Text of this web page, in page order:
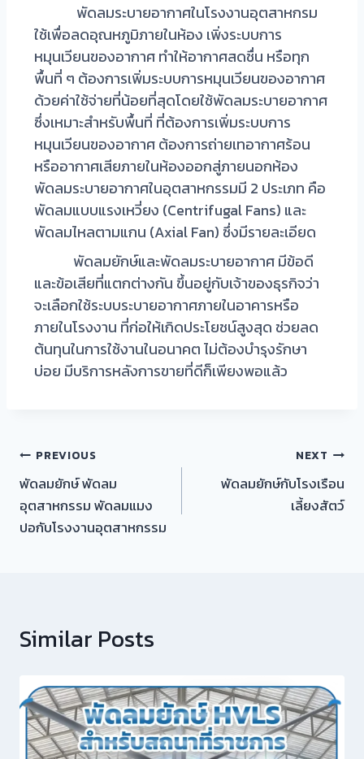
พัดลมระบายอากาศในโรงงานอุตสาหกรม
ใช้เพื่อลดอุณหภูมิภายในห้อง เพิ่งระบบการ
หมุนเวียนของอากาศ ทำให้อากาศสดชื่น หรือทุก
พื้นที่ ๆ ต้องการเพิ่มระบบการหมุนเวียนของอากาศ
ด้วยค่าใช้จ่ายที่น้อยที่สุดโดยใช้พัดลมระบายอากาศ
ซึ่งเหมาะสำหรับพื้นที่ ที่ต้องการเพิ่มระบบการ
หมุนเวียนของอากาศ ต้องการถ่ายเทอากาศร้อน
หรืออากาศเสียภายในห้องออกสู่ภายนอกห้อง
พัดลมระบายอากาศในอุตสาหกรรมมี 2 ประเภท คือ
พัดลมแบบแรงเหวี่ยง (Centrifugal Fans) และ
พัดลมไหลตามแกน (Axial Fan) ซึ่งมีรายละเอียด
พัดลมยักษ์และพัดลมระบายอากาศ มีข้อดี
และข้อเสียที่แตกต่างกัน ขึ้นอยู่กับเจ้าของธุรกิจว่า
จะเลือกใช้ระบบระบายอากาศภายในอาคารหรือ
ภายในโรงงาน ที่ก่อให้เกิดประโยชน์สูงสุด ช่วยลด
ต้นทุนในการใช้งานในอนาคต ไม่ต้องบำรุงรักษา
บ่อย มีบริการหลังการขายที่ดีก็เพียงพอแล้ว
PREVIOUS
พัดลมยักษ์ พัดลม
อุตสาหกรรม พัดลมแมง
ปอกับโรงงานอุตสาหกรรม
NEXT
พัดลมยักษ์กับโรงเรือน
เลี้ยงสัตว์
Similar Posts